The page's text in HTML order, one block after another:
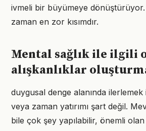
ivmeli bir büyümeye dönüştürüyor.
zaman en zor kısımdır.
Mental sağlık ile ilgili
alışkanlıklar
duygusal denge alanında
veya zaman yatırımı şart değil.
bile çok şey yapılabilir, önemli olan